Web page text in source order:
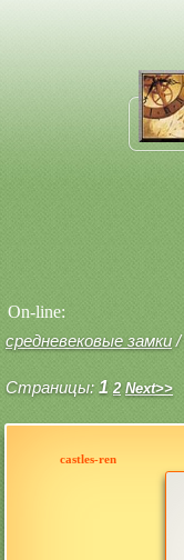
On-line:
средневековые замки /
Страницы: 1 2 Next>>
castles-ren